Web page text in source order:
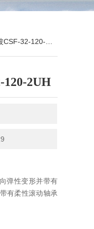
32-120-2UH
120-2UH
弹性变形并带有
有柔性滚动轴承